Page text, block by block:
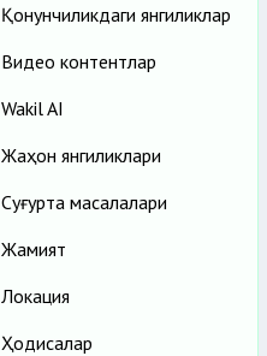
Қонунчиликдаги янгиликлар
Видео контентлар
Wakil AI
Жаҳон янгиликлари
Cуғурта масалалари
Жамият
Локация
Ҳодисалар